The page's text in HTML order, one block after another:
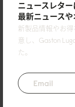
ニュースレター
最新ニュースや
新製品情報やお
意し、Gaston
た。
Elsie
My husband
Second time buying
We went for black.
06/04/2026